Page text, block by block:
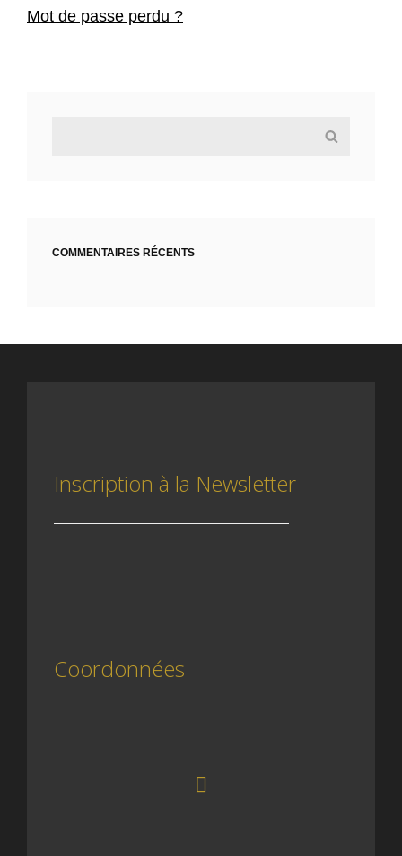
Mot de passe perdu ?
COMMENTAIRES RÉCENTS
Inscription à la Newsletter
Coordonnées